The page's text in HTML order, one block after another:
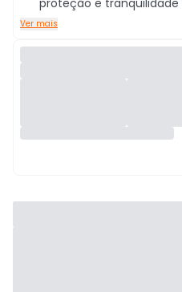
proteção e tranquilidade
Ver mais